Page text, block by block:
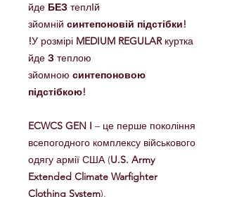
йде БЕЗ теплІй
зйомній синтепоновій підстібки!
!У розмірі MEDIUM REGULARкуртка
йде З теплою
зйомною синтепоновою
підстібкою!
ECWCS GEN I – це перше покоління
всепогодного комплексу військового
одягу армії США (U.S. Army
Extended Climate Warfighter
Clothing System).